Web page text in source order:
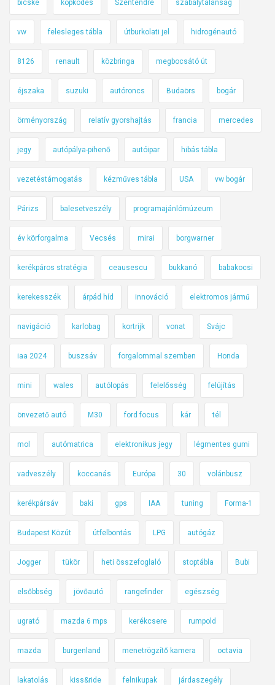
bicske köpködés Szentendre szabálytalanság
vw felesleges tábla útburkolati jel hidrogénautó
8126 renault közbringa megbocsátó út
éjszaka suzuki autóroncs Budaörs bogár
örményország relatív gyorshajtás francia mercedes
jegy autópálya-pihenő autóipar hibás tábla
vezetéstámogatás kézműves tábla USA vw bogár
Párizs balesetveszély programajánlómúzeum
év körforgalma Vecsés mirai borgwarner
kerékpáros stratégia ceausescu bukkanó babakocsi
kerekesszék árpád híd innováció elektromos jármű
navigáció karlobag kortrijk vonat Svájc
iaa 2024 buszsáv forgalommal szemben Honda
mini wales autólopás felelősség felújítás
önvezető autó M30 ford focus kár tél
mol autómatrica elektronikus jegy légmentes gumi
vadveszély koccanás Európa 30 volánbusz
kerékpársáv baki gps IAA tuning Forma-1
Budapest Közút útfelbontás LPG autógáz
Jogger tükör heti összefoglaló stoptábla Bubi
elsőbbség jövőautó rangefinder egészség
ugrató mazda 6 mps kerékcsere rumpold
mazda burgenland menetrögzítő kamera octavia
lakatolás kiss&ride felnikupak járdaszegély